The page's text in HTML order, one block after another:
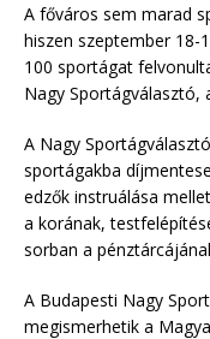
A főváros sem marad
hiszen szeptember 18-
100 sportágat
Nagy Sportágválasztó,
A Nagy
sportágakba
edzők instruálása
a korának,
sorban a
A Budapesti Nagy
megismerhetik a